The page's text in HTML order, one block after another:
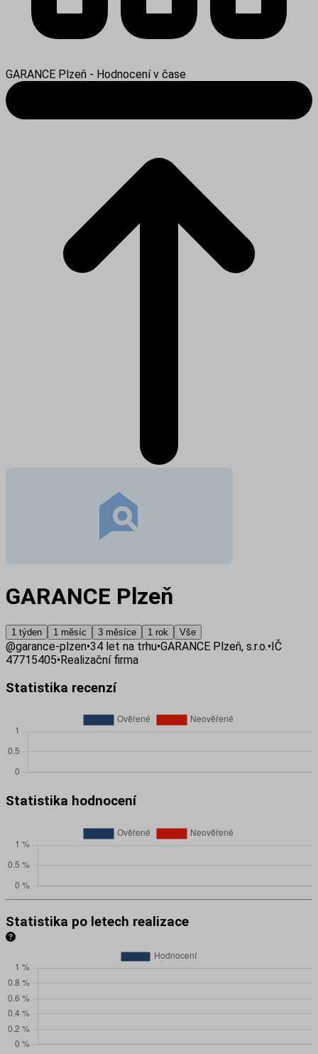
GARANCE Plzeň - Hodnocení v čase
GARANCE Plzeň
1 týden 1 měsíc 3 měsíce 1 rok Vše
@garance-plzen•34 let na trhu•GARANCE Plzeň, s.r.o.•IČ
47715405•Realizační firma
Statistika recenzí
Statistika hodnocení
Statistika po letech realizace